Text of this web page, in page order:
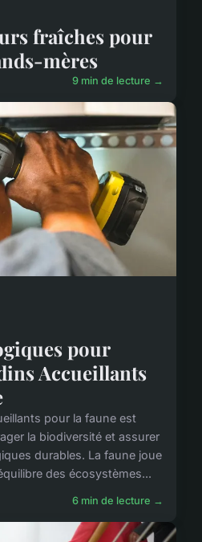
fraîches pour
mères
9 min de lecture →
pour
Accueillants
pour la faune est
la biodiversité et assurer
durables. La faune joue
des écosystèmes...
6 min de lecture →